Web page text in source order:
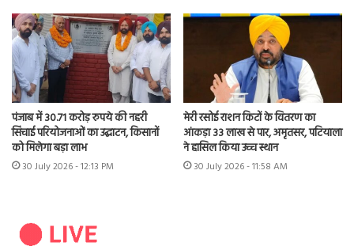
पंजाब में 30.71 करोड़ रुपये की नहरी
सिंचाई परियोजनाओं का उद्घाटन, किसानों
को मिलेगा बड़ा लाभ
30 July 2026 - 12:13 PM
मेरी रसोई राशन किटों के वितरण का
आंकड़ा 33 लाख से पार, अमृतसर, पटियाला
ने हासिल किया उच्च स्थान
30 July 2026 - 11:58 AM